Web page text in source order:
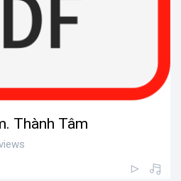
Thành Tâm